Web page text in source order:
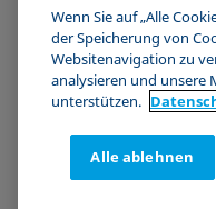
Stellenangebote
Events
Impressum
Datenschutzerklärung
Cookie-Richtlinie
Zertifizierungen (ISO 9001)
Newsletter-Anmeldung
WERDE TEIL DER KRÜSS
Wenn Sie auf „Alle
der Speicherung von
Websitenavigation zu
analysieren und unsere
unterstützen.
Alle ablehnen